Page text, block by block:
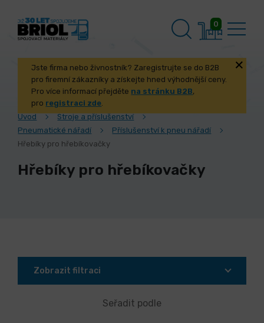
0
Jste firma nebo živnostník? Zaregistrujte se do B2B
pro firemní zákazníky a získejte hned výhodnější ceny.
Pro více informací přejděte na stránku B2B,
pro registraci zde.
Úvod
Stroje a příslušenství
Pneumatické nářadí
Příslušenství k pneu nářadí
Hřebíky pro hřebíkovačky
Hřebíky pro hřebíkovačky
Zobrazit filtraci
Seřadit podle